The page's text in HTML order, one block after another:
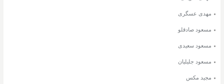
مهدی عسگری
مسعود صادقلو
مسعود سعیدی
مسعود جلیلیان
مجید مکس